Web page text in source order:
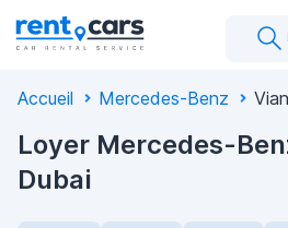
Accueil Mercedes-Benz
Loyer Mercedes-
Dubai